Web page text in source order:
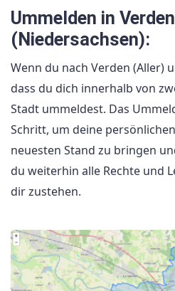
Ummelden in
(Niedersachsen):
Wenn du nach Verden (Aller)
dass du dich innerhalb von
Stadt ummeldest. Das
Schritt, um deine
neuesten Stand zu bringen
du weiterhin alle Rechte und
dir zustehen.